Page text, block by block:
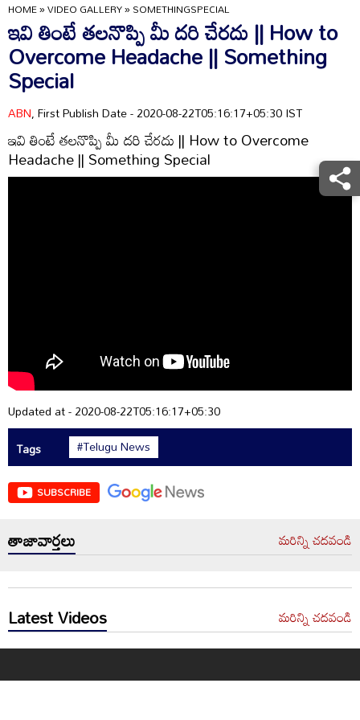
HOME»VIDEO GALLERY»SOMETHINGSPECIAL
ఇవి తింటే తలనొప్పి మీ దరి చేరదు || How to
Overcome Headache || Something
Special
ABN, First Publish Date - 2020-08-22T05:16:17+05:30 IST
ఇవి తింటే తలనొప్పి మీ దరి చేరదు || How to Overcome
Headache || Something Special
Updated at - 2020-08-22T05:16:17+05:30
Tags
#Telugu News
SUBSCRIBE
తాజావార్తలు మరిన్ని చదవండి
Latest Videos మరిన్ని చదవండి